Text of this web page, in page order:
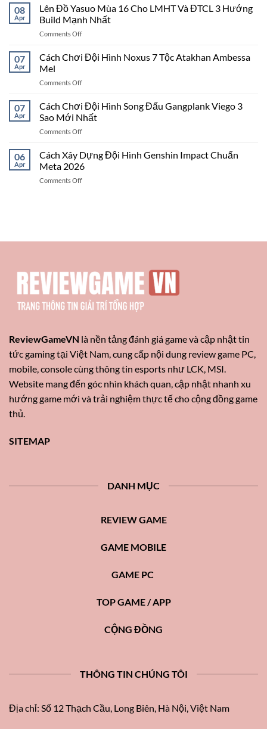
Ixtal
Nổ
Hũ
Số
A
Đến
08
Apr
Lên Đồ Yasuo Mùa 16 Cho LMHT Và ĐTCL 3 Hướng
Build Mạnh Nhất
Comments Offon
Đồ
Yasuo
16
LMHT
Và
Build
Mạnh
07
Apr
Cách Chơi Đội Hình Noxus 7 Tộc Atakhan Ambessa
Mel
Comments Offon
Chơi
Đội
Hình
Noxus
Tộc
Atakhan
07
Apr
Cách Chơi Đội Hình Song Đấu Gangplank Viego 3
Sao Mới Nhất
Comments Offon
Chơi
Đội
Hình
Song
Mới
06
Apr
Cách Xây Dựng Đội Hình Genshin Impact Chuẩn
Meta 2026
Comments Offon
Genshin
Meta
2026
ReviewGameVN là nền tảng đánh giá game và cập nhật tin
tức gaming tại Việt Nam, cung cấp nội dung review game PC,
mobile, console cùng thông tin esports như LCK, MSI.
Website mang đến góc nhìn khách quan, cập nhật nhanh xu
hướng game mới và trải nghiệm thực tế cho cộng đồng game
thủ.
SITEMAP
DANH MỤC
REVIEW GAME
GAME MOBILE
GAME PC
TOP GAME / APP
CỘNG ĐỒNG
THÔNG TIN CHÚNG TÔI
Địa chỉ: Số 12 Thạch Cầu, Long Biên, Hà Nội, Việt Nam